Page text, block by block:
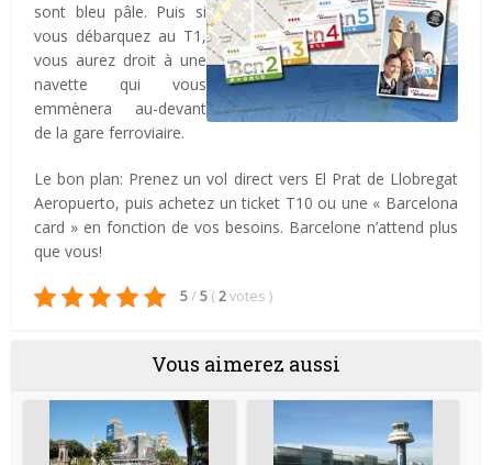
sont bleu pâle. Puis si
vous débarquez au T1,
vous aurez droit à une
navette qui vous
emmènera au-devant
de la gare ferroviaire.
Le bon plan: Prenez un vol direct vers El Prat de Llobregat
Aeropuerto, puis achetez un ticket T10 ou une « Barcelona
card » en fonction de vos besoins. Barcelone n’attend plus
que vous!
5/ 5 (2votes )
Vous aimerez aussi